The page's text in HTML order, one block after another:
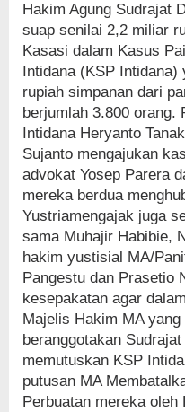
Hakim Agung Sudrajat
suap senilai 2,2 miliar
Kasasi dalam Kasus
Intidana (KSP
rupiah simpanan dari
berjumlah 3.800 orang.
Intidana Heryanto
Sujanto mengajukan
advokat Yosep Parera
mereka berdua
Yustriamengajak juga
sama Muhajir Habibie,
hakim yustisial MA/
Pangestu dan Prasetio
kesepakatan agar
Majelis Hakim MA
beranggotakan
memutuskan KSP
putusan MA
Perbuatan mereka oleh